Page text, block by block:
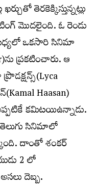
తెరకెక్కిస్తున్నట్లు
మొదలైంది. ఓ రెండు
ఒకసారి సినిమా
ప్రకటించారు. ఆ
Haasan)​
కమిటయిఉన్నాడు.
సినిమాలో
దాంతో శంకర్​
2 లో
దెబ్బ.